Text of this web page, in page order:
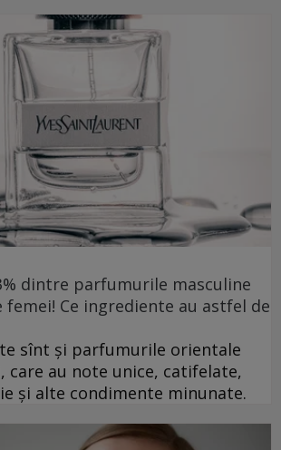
dintre parfumurile masculine
Ce ingrediente au astfel de
sînt și parfumurile orientale
care au note unice, catifelate,
și alte condimente minunate.